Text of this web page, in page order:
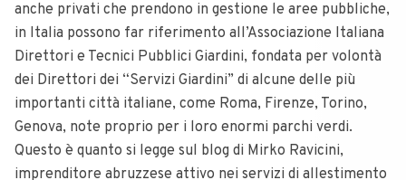
anche privati che prendono in gestione le aree pubbliche,
in Italia possono far riferimento all’Associazione Italiana
Direttori e Tecnici Pubblici Giardini, fondata per volontà
dei Direttori dei “Servizi Giardini” di alcune delle più
importanti città italiane, come Roma, Firenze, Torino,
Genova, note proprio per i loro enormi parchi verdi.
Questo è quanto si legge sul blog di Mirko Ravicini,
imprenditore abruzzese attivo nei servizi di allestimento